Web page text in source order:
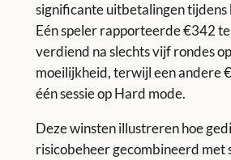
significante uitbetalingen tijdens
Eén speler rapporteerde €342
verdiend na slechts vijf rondes
moeilijkheid, terwijl een andere
één sessie op Hard mode.
Deze winsten illustreren hoe
risicobeheer gecombineerd met